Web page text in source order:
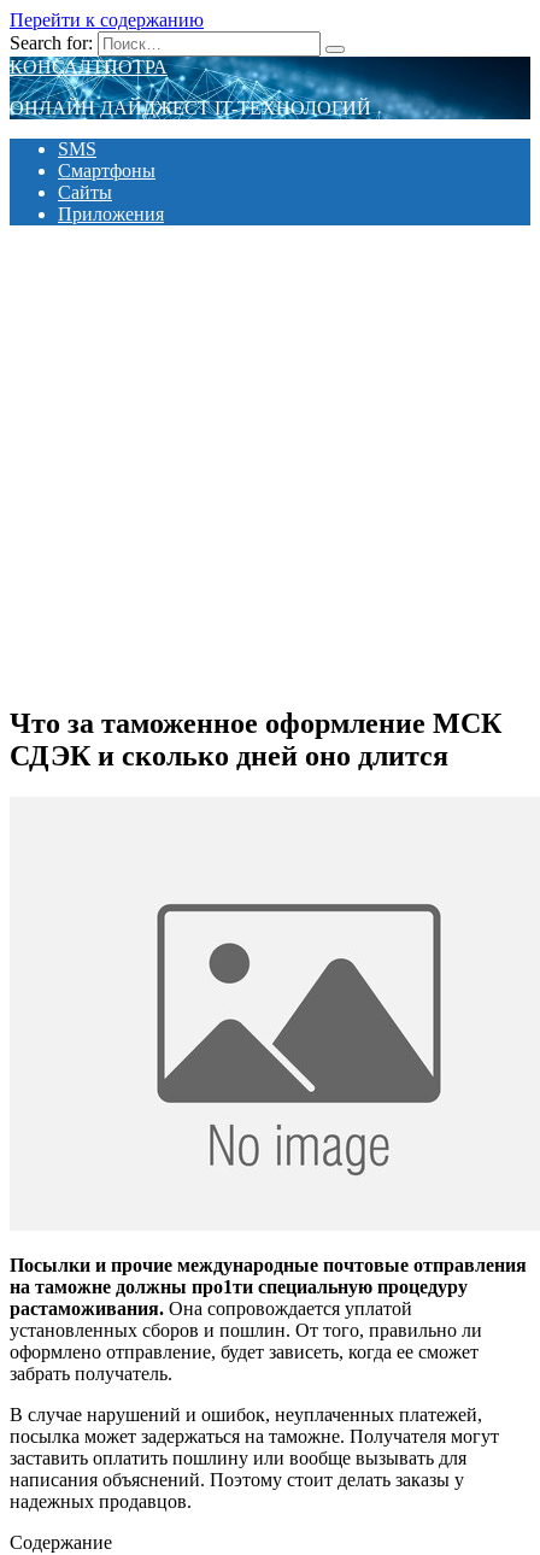
Перейти к содержанию
Search for:
КОНСАЛТПОТРА
ОНЛАЙН ДАЙДЖЕСТ IT-ТЕХНОЛОГИЙ
SMS
Смартфоны
Сайты
Приложения
Что за таможенное оформление МСК
СДЭК и сколько дней оно длится
Посылки и прочие международные почтовые отправления
на таможне должны про1ти специальную процедуру
растаможивания. Она сопровождается уплатой
установленных сборов и пошлин. От того, правильно ли
оформлено отправление, будет зависеть, когда ее сможет
забрать получатель.
В случае нарушений и ошибок, неуплаченных платежей,
посылка может задержаться на таможне. Получателя могут
заставить оплатить пошлину или вообще вызывать для
написания объяснений. Поэтому стоит делать заказы у
надежных продавцов.
Содержание